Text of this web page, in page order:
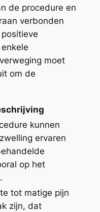
de procedure en
verbonden
moet
om de
kunnen
ervaren
op het
tot matige pijn
zijn, dat